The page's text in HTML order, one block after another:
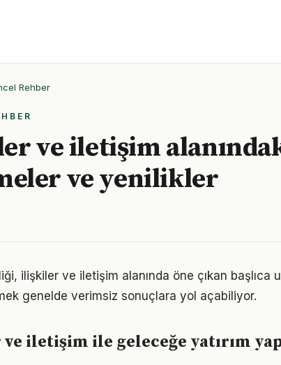
Rehber
ve iletişim
ve yenilikler
ilişkiler ve iletişim alanında öne çıkan başlıca
genelde verimsiz sonuçlara yol açabiliyor.
iletişim ile geleceğe yatırım